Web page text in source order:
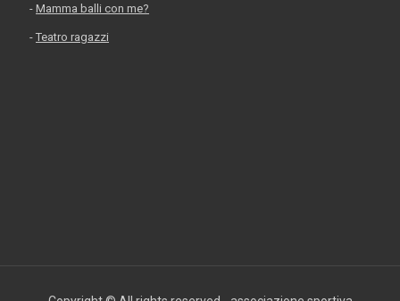
- Mamma balli con me?
- Teatro ragazzi